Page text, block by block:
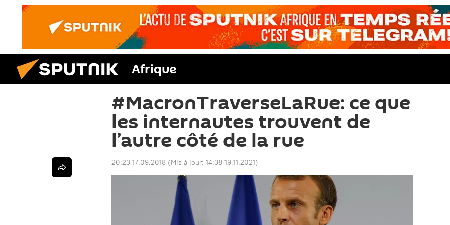
Afrique
#MacronTraverseLaRue: ce que
les internautes trouvent de
l’autre côté de la rue
20:23 17.09.2018 (Mis à jour: 14:38 19.11.2021)